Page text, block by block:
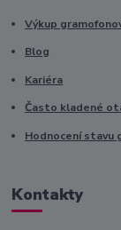
Výkup
Blog
Kariéra
Často kladené
Hodnocení stavu
Kontakty